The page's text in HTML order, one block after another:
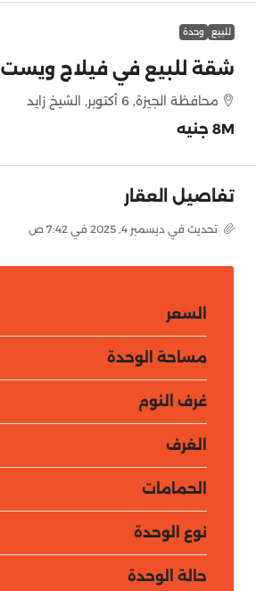
للبيع وحدة
شقة للبيع في فيلاج ويست 150م
محافظة الجيزة, 6 أكتوبر, الشيخ زايد
8M جنيه
تفاصيل العقار
تحديث في ديسمبر 4, 2025 في 7:42 ص
السعر
مساحة الوحدة
غرف النوم
الغرف
الحمامات
نوع الوحدة
حالة الوحدة